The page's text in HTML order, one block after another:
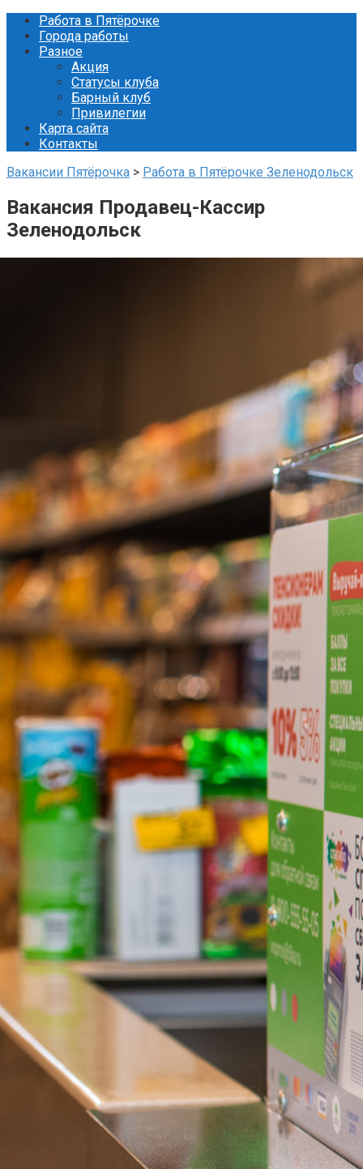
Перейти
контенту
Работа в Пятёрочке
Города работы
Разное
Акция
Статусы клуба
Барный клуб
Привилегии
Карта сайта
Контакты
Вакансии Пятёрочка > Работа в Пятёрочке Зеленодольск
Вакансия Продавец-Кассир
Зеленодольск